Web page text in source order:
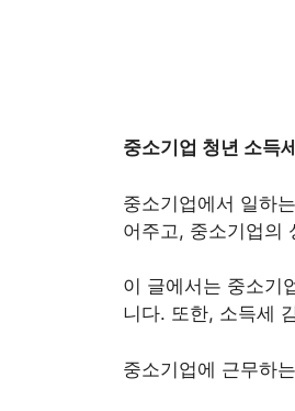
중소기업 청년 소득
중소기업에서 일하
어주고, 중소기업의
이 글에서는 중소기
니다. 또한, 소득세
중소기업에 근무하